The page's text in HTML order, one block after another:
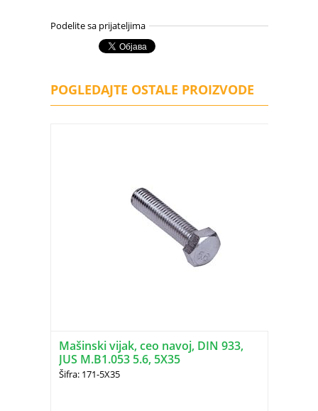
Podelite sa prijateljima
POGLEDAJTE OSTALE PROIZVODE
Mašinski vijak, ceo navoj, DIN 933,
JUS M.B1.053 5.6, 5X35
Šifra: 171-5X35